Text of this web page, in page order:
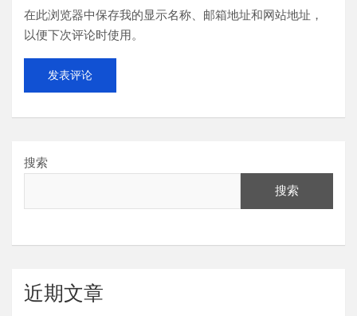
在此浏览器中保存我的显示名称、邮箱地址和网站地址，
以便下次评论时使用。
搜索
搜索
近期文章